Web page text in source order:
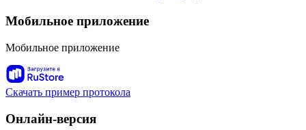
Мобильное приложение
Мобильное приложение
Скачать пример протокола
Онлайн-версия